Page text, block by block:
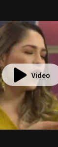
Video